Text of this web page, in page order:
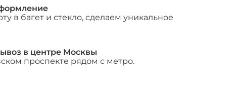
в багет и стекло, сделаем уникальное
в центре Москвы
проспекте рядом с метро.